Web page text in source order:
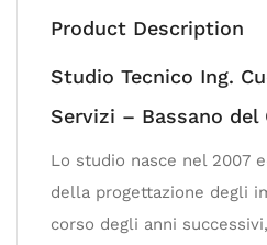
Product Description
Studio Tecnico Ing.
Servizi – Bassano del
Lo studio nasce nel 2007
della progettazione degli
corso degli anni